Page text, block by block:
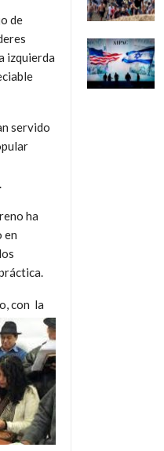
de
izquierda
servido
ha
en
con la